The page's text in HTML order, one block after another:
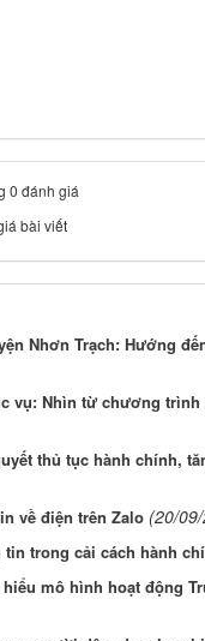
0 đánh giá
bài viết
Nhơn Trạch: Hướng
vụ: Nhìn từ chương
thủ tục hành chính,
về điện trên Zalo (20/
trong cải cách hành
mô hình hoạt động